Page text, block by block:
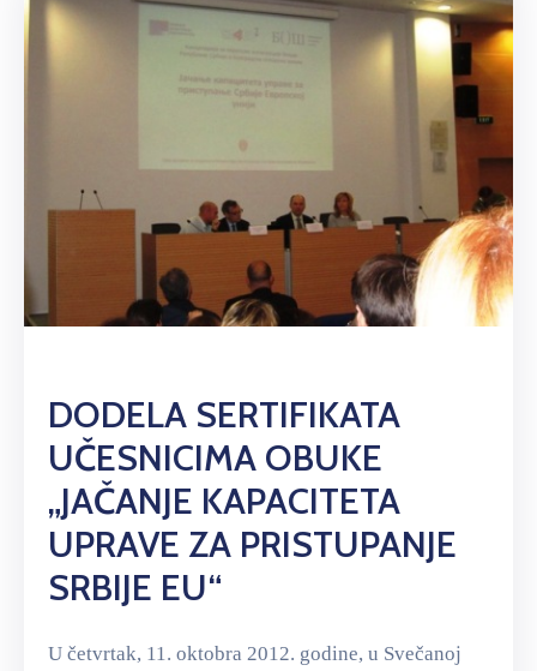
DODELA SERTIFIKATA
UČESNICIMA OBUKE
„JAČANJE KAPACITETA
UPRAVE ZA PRISTUPANJE
SRBIJE EU“
U četvrtak, 11. oktobra 2012. godine, u Svečanoj